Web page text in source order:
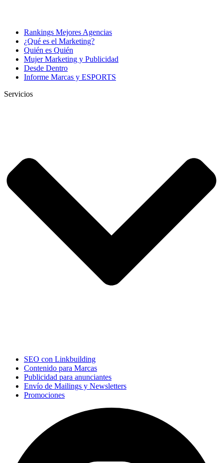
Rankings Mejores Agencias
¿Qué es el Marketing?
Quién es Quién
Mujer Marketing y Publicidad
Desde Dentro
Informe Marcas y ESPORTS
Servicios
SEO con Linkbuilding
Contenido para Marcas
Publicidad para anunciantes
Envío de Mailings y Newsletters
Promociones